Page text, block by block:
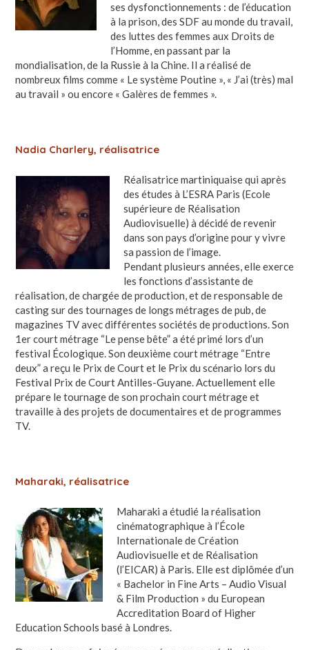
ses dysfonctionnements : de l’éducation
à la prison, des SDF au monde du travail,
des luttes des femmes aux Droits de
l’Homme, en passant par la
mondialisation, de la Russie à la Chine. Il a réalisé de
nombreux films comme « Le système Poutine », « J’ai (très) mal
au travail » ou encore « Galères de femmes ».
Nadia Charlery, réalisatrice
Réalisatrice martiniquaise qui après
des études à L’ESRA Paris (Ecole
supérieure de Réalisation
Audiovisuelle) à décidé de revenir
dans son pays d’origine pour y vivre
sa passion de l’image.
Pendant plusieurs années, elle exerce
les fonctions d’assistante de
réalisation, de chargée de production, et de responsable de
casting sur des tournages de longs métrages de pub, de
magazines TV avec différentes sociétés de productions. Son
1er court métrage “Le pense bête” a été primé lors d’un
festival Écologique. Son deuxième court métrage “Entre
deux” a reçu le Prix de Court et le Prix du scénario lors du
Festival Prix de Court Antilles-Guyane. Actuellement elle
prépare le tournage de son prochain court métrage et
travaille à des projets de documentaires et de programmes
TV.
Maharaki, réalisatrice
Maharaki a étudié la réalisation
cinématographique à l’École
Internationale de Création
Audiovisuelle et de Réalisation
(l’EICAR) à Paris. Elle est diplômée d’un
« Bachelor in Fine Arts – Audio Visual
& Film Production » du European
Accreditation Board of Higher
Education Schools basé à Londres.